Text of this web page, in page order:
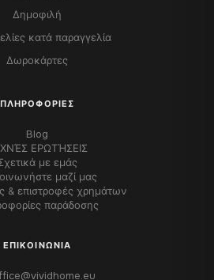
Δημοφιλή
κατά παραγγελία
Δωροκάρτες
ΠΛΗΡΟΦΟΡΊΕΣ
Blog
ΕΡΩΤΉΣΕΙΣ
με εμάς
μαζί μας
& επιστροφές χρημάτων
παράδοσης
ΕΠΙΚΟΙΝΩΝΊΑ